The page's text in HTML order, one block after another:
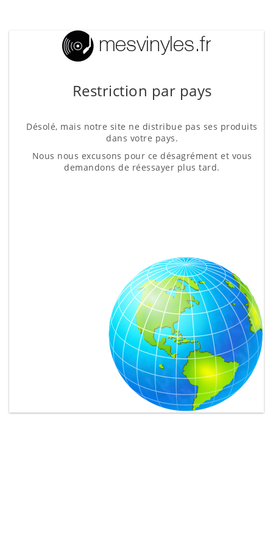
Restriction par pays
Désolé, mais notre site ne distribue pas ses produits
dans votre pays.
Nous nous excusons pour ce désagrément et vous
demandons de réessayer plus tard.